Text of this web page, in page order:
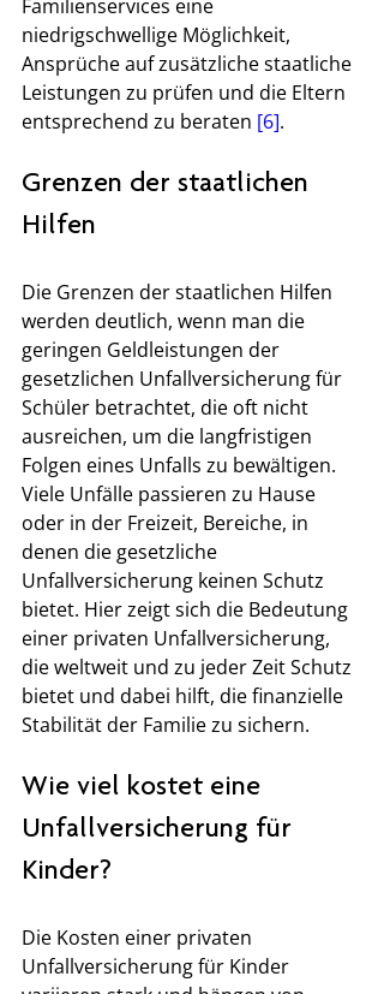
Familienservices eine
niedrigschwellige Möglichkeit,
Ansprüche auf zusätzliche staatliche
Leistungen zu prüfen und die Eltern
entsprechend zu beraten [6].
Grenzen der staatlichen
Hilfen
Die Grenzen der staatlichen Hilfen
werden deutlich, wenn man die
geringen Geldleistungen der
gesetzlichen Unfallversicherung für
Schüler betrachtet, die oft nicht
ausreichen, um die langfristigen
Folgen eines Unfalls zu bewältigen.
Viele Unfälle passieren zu Hause
oder in der Freizeit, Bereiche, in
denen die gesetzliche
Unfallversicherung keinen Schutz
bietet. Hier zeigt sich die Bedeutung
einer privaten Unfallversicherung,
die weltweit und zu jeder Zeit Schutz
bietet und dabei hilft, die finanzielle
Stabilität der Familie zu sichern.
Wie viel kostet eine
Unfallversicherung für
Kinder?
Die Kosten einer privaten
Unfallversicherung für Kinder